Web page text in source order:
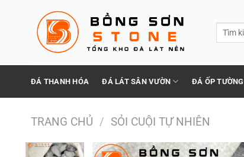
Tìm
ĐÁ THANH HÓA ĐÁ LÁT SÂN VƯỜN ĐÁ ỐP TƯỜNG
TRANG CHỦ / SỎI CUỘI TỰ NHIÊN